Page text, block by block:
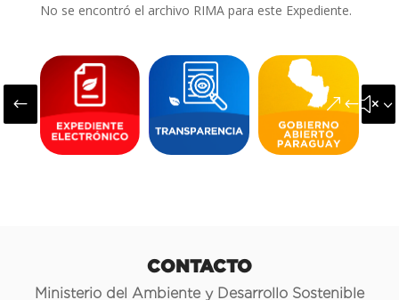
No se encontró el archivo RIMA para este Expediente.
#
CONTACTO
Ministerio del Ambiente y Desarrollo Sostenible